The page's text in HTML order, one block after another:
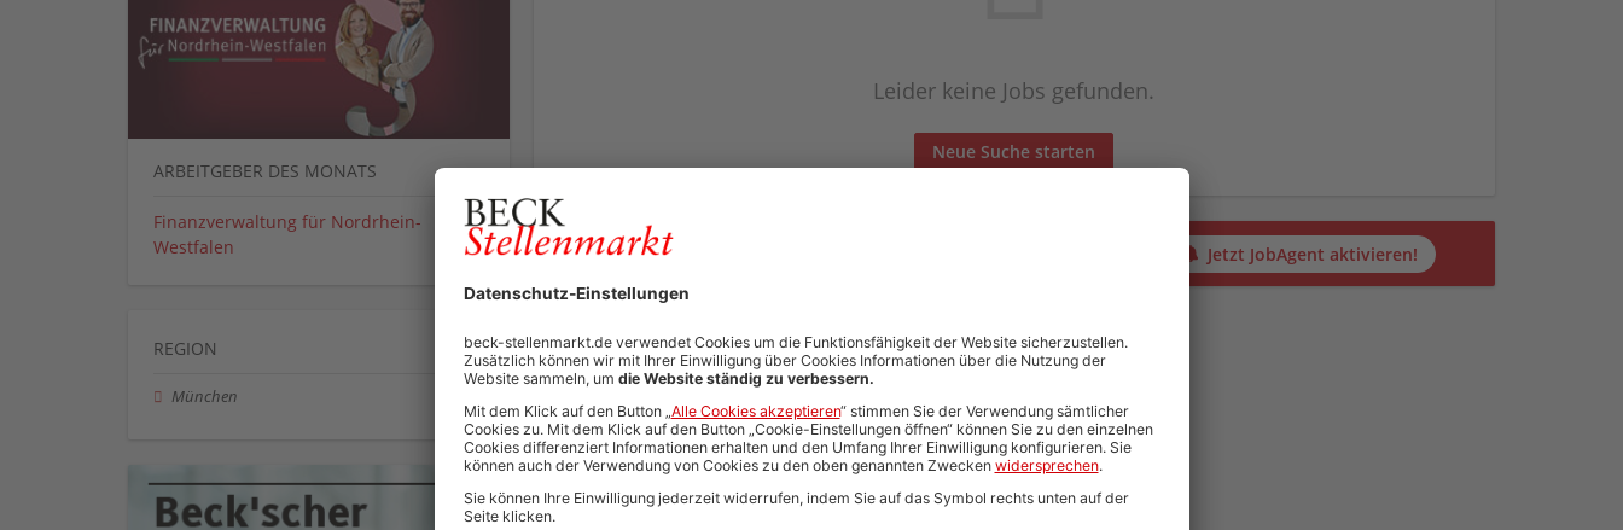
Leider keine Jobs gefunden.
Neue Suche starten
Automatisch neue Jobs und Karriere-Updates per E-Mail erhalten? Jetzt JobAgent aktivieren!
ARBEITGEBER DES MONATS
Finanzverwaltung für Nordrhein-
Westfalen
REGION
München